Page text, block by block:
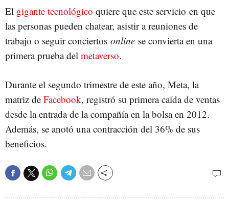
El gigante tecnológico quiere que este servicio en que
las personas pueden chatear, asistir a reuniones de
trabajo o seguir conciertos online se convierta en una
primera prueba del metaverso.
Durante el segundo trimestre de este año, Meta, la
matriz de Facebook, registró su primera caída de ventas
desde la entrada de la compañía en la bolsa en 2012.
Además, se anotó una contracción del 36% de sus
beneficios.